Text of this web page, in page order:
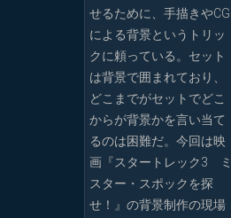
せるために、手描きやCG
による背景というトリッ
クに頼っている。セット
は背景で囲まれており、
どこまでがセットでどこ
からが背景かを言い当て
るのは困難だ。今回は映
画『スタートレック3
スター・スポックを探
せ！』の背景制作の現場